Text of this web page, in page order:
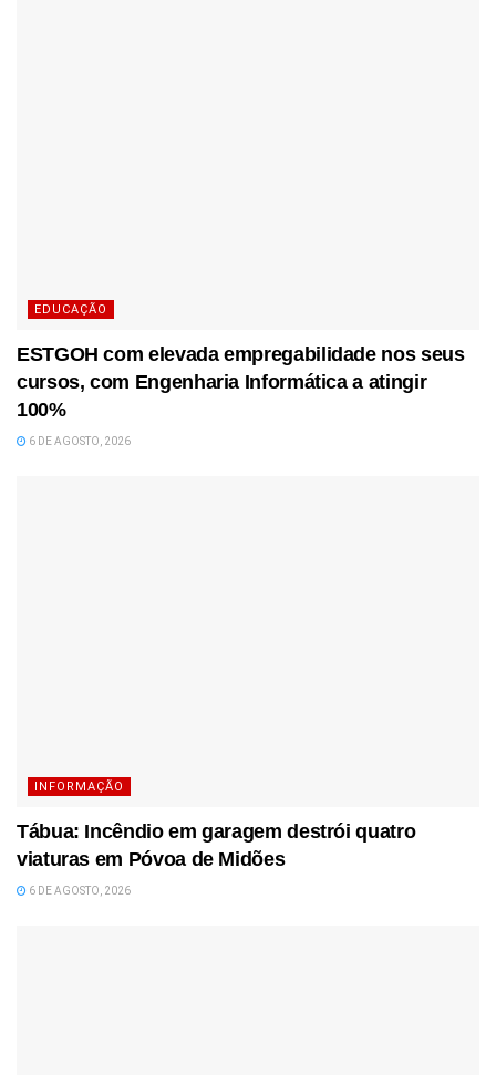
EDUCAÇÃO
ESTGOH com elevada empregabilidade nos seus
cursos, com Engenharia Informática a atingir
100%
6 DE AGOSTO, 2026
INFORMAÇÃO
Tábua: Incêndio em garagem destrói quatro
viaturas em Póvoa de Midões
6 DE AGOSTO, 2026